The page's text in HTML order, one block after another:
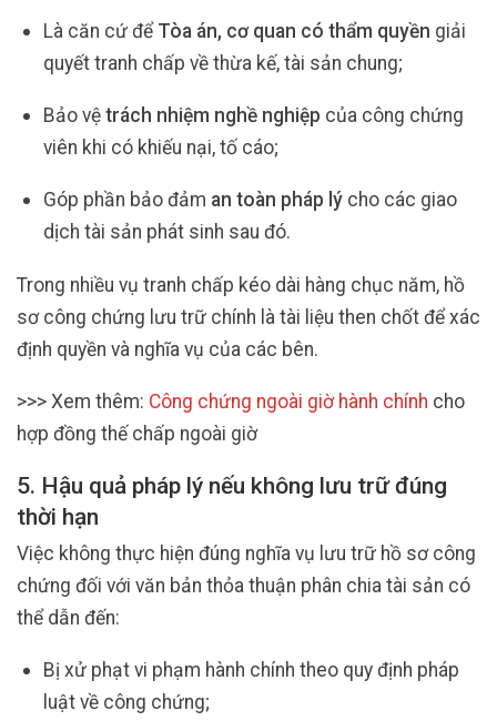
Là căn cứ để Tòa án, cơ quan có thẩm quyền giải
quyết tranh chấp về thừa kế, tài sản chung;
Bảo vệ trách nhiệm nghề nghiệp của công chứng
viên khi có khiếu nại, tố cáo;
Góp phần bảo đảm an toàn pháp lýcho các giao
dịch tài sản phát sinh sau đó.
Trong nhiều vụ tranh chấp kéo dài hàng chục năm, hồ
sơ công chứng lưu trữ chính là tài liệu then chốt để xác
định quyền và nghĩa vụ của các bên.
>>> Xem thêm: Công chứng ngoài giờ hành chính cho
hợp đồng thế chấp ngoài giờ
5. Hậu quả pháp lý nếu không lưu trữ đúng
thời hạn
Việc không thực hiện đúng nghĩa vụ lưu trữ hồ sơ công
chứng đối với văn bản thỏa thuận phân chia tài sản có
thể dẫn đến:
Bị xử phạt vi phạm hành chính theo quy định pháp
luật về công chứng;